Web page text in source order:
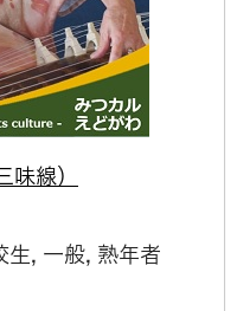
味線）
生, 一般, 熟年者